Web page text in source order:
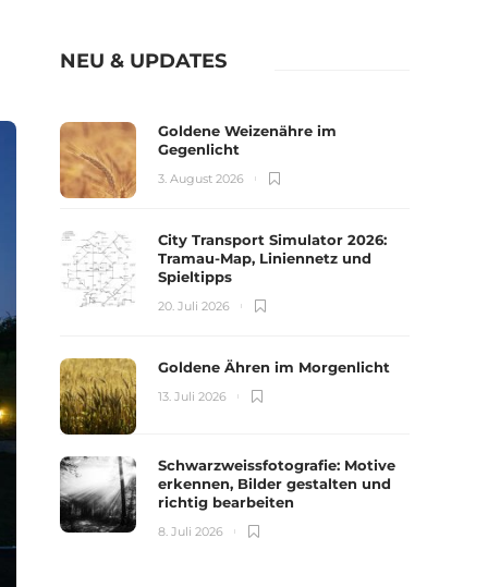
NEU & UPDATES
Goldene Weizenähre im
Gegenlicht
3. August 2026
City Transport Simulator 2026:
Tramau-Map, Liniennetz und
Spieltipps
20. Juli 2026
Goldene Ähren im Morgenlicht
13. Juli 2026
Schwarzweissfotografie: Motive
erkennen, Bilder gestalten und
richtig bearbeiten
8. Juli 2026